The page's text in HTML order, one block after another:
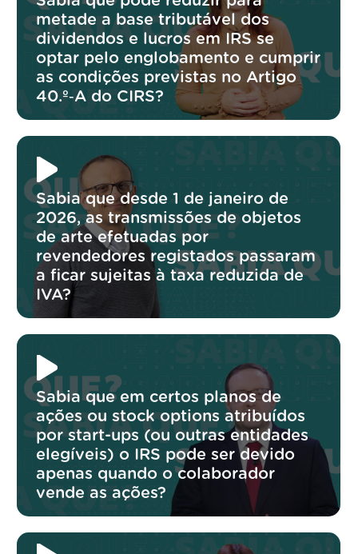
metade a base tributável dos
dividendos e lucros em IRS se
optar pelo englobamento e cumprir
as condições previstas no Artigo
40.º‑A do CIRS?
Sabia que desde 1 de janeiro de
2026, as transmissões de objetos
de arte efetuadas por
revendedores registados passaram
a ficar sujeitas à taxa reduzida de
IVA?
Sabia que em certos planos de
ações ou stock options atribuídos
por start-ups (ou outras entidades
elegíveis) o IRS pode ser devido
apenas quando o colaborador
vende as ações?